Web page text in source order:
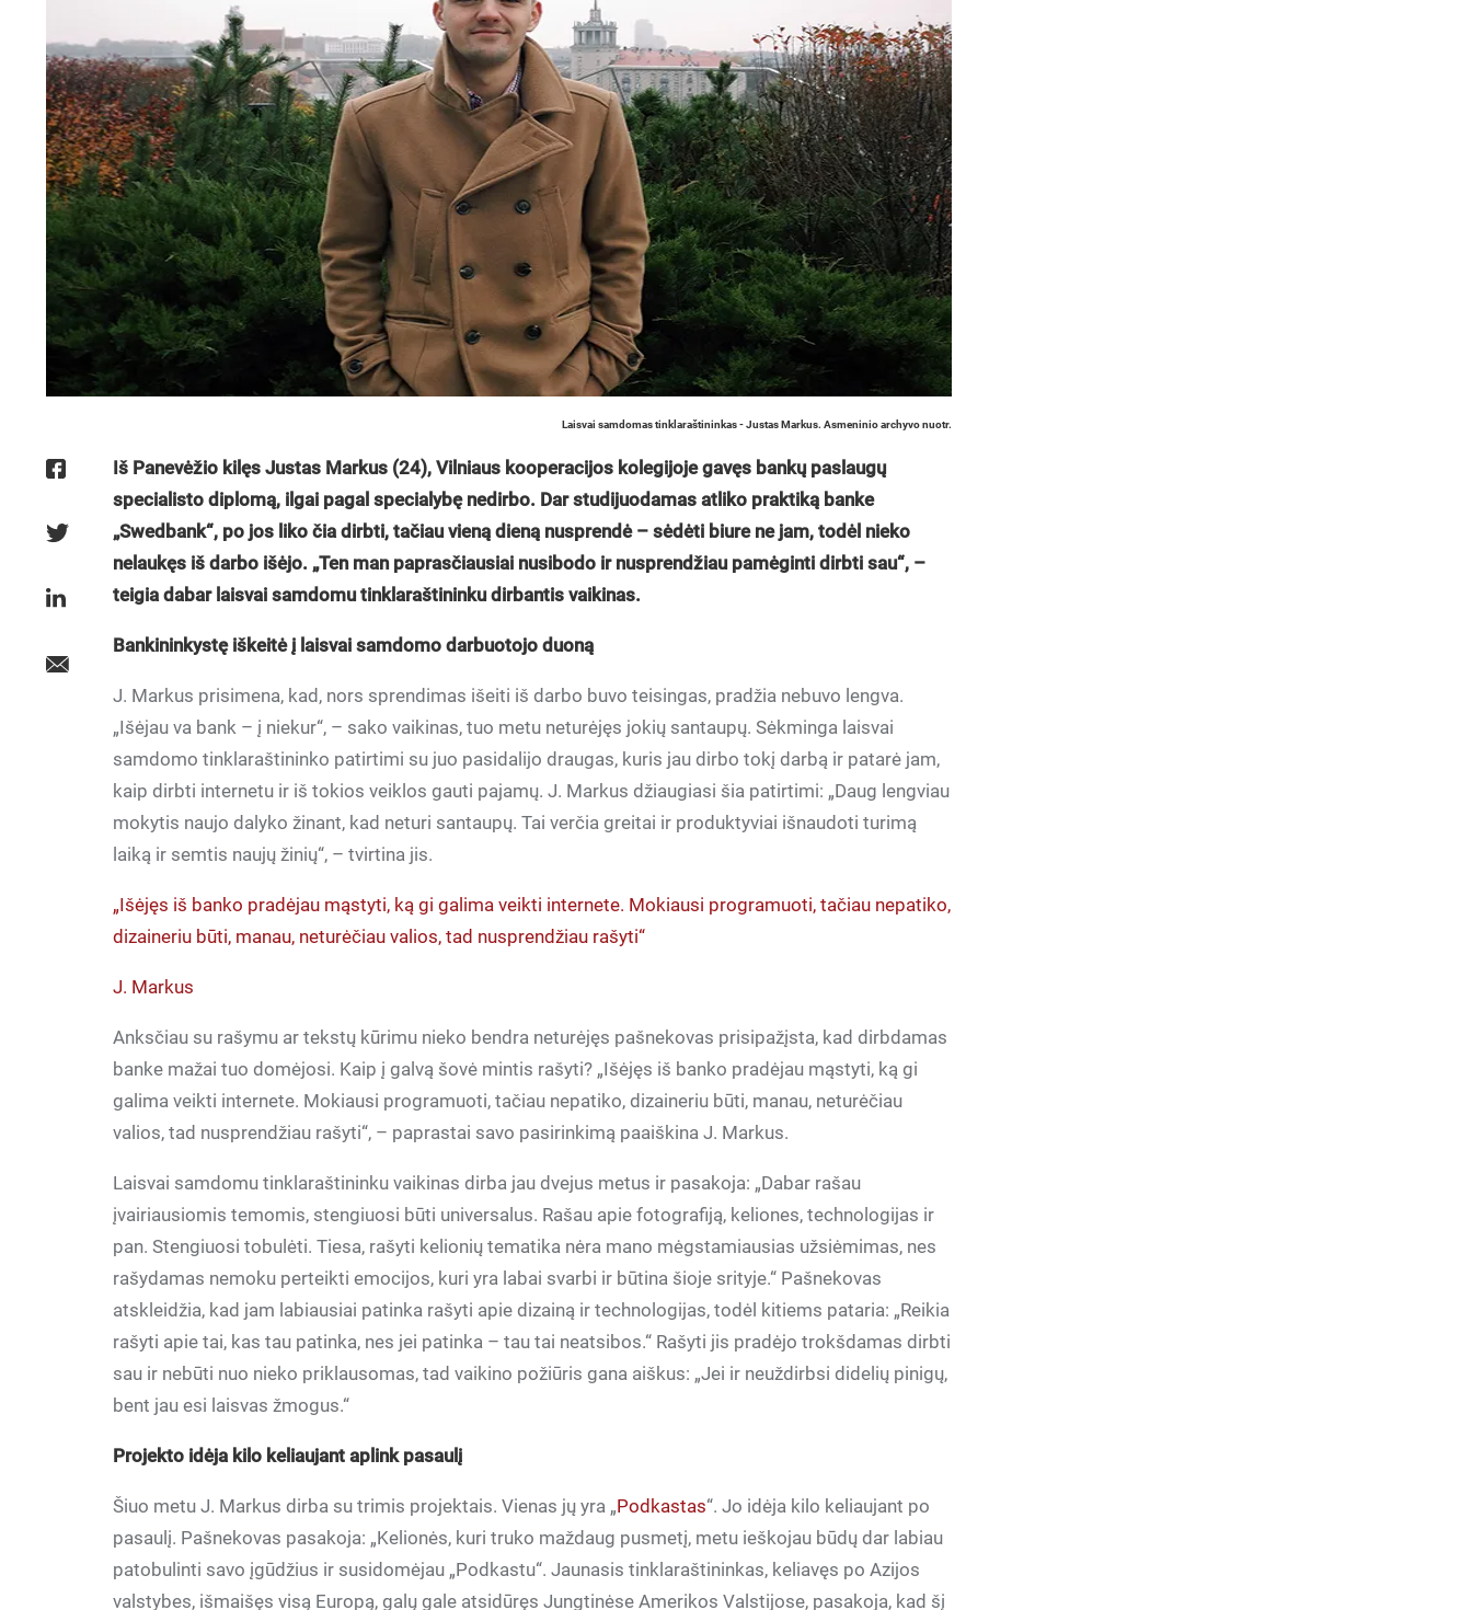
Laisvai samdomas tinklaraštininkas - Justas Markus. Asmeninio archyvo nuotr.
Iš Panevėžio kilęs Justas Markus (24), Vilniaus kooperacijos kolegijoje gavęs bankų paslaugų
specialisto diplomą, ilgai pagal specialybę nedirbo. Dar studijuodamas atliko praktiką banke
„Swedbank“, po jos liko čia dirbti, tačiau vieną dieną nusprendė – sėdėti biure ne jam, todėl nieko
nelaukęs iš darbo išėjo. „Ten man paprasčiausiai nusibodo ir nusprendžiau pamėginti dirbti sau“, –
teigia dabar laisvai samdomu tinklaraštininku dirbantis vaikinas.
Bankininkystę iškeitė į laisvai samdomo darbuotojo duoną
J. Markus prisimena, kad, nors sprendimas išeiti iš darbo buvo teisingas, pradžia nebuvo lengva.
„Išėjau va bank – į niekur“, – sako vaikinas, tuo metu neturėjęs jokių santaupų. Sėkminga laisvai
samdomo tinklaraštininko patirtimi su juo pasidalijo draugas, kuris jau dirbo tokį darbą ir patarė jam,
kaip dirbti internetu ir iš tokios veiklos gauti pajamų. J. Markus džiaugiasi šia patirtimi: „Daug lengviau
mokytis naujo dalyko žinant, kad neturi santaupų. Tai verčia greitai ir produktyviai išnaudoti turimą
laiką ir semtis naujų žinių“, – tvirtina jis.
„Išėjęs iš banko pradėjau mąstyti, ką gi galima veikti internete. Mokiausi programuoti, tačiau nepatiko,
dizaineriu būti, manau, neturėčiau valios, tad nusprendžiau rašyti“
J. Markus
Anksčiau su rašymu ar tekstų kūrimu nieko bendra neturėjęs pašnekovas prisipažįsta, kad dirbdamas
banke mažai tuo domėjosi. Kaip į galvą šovė mintis rašyti? „Išėjęs iš banko pradėjau mąstyti, ką gi
galima veikti internete. Mokiausi programuoti, tačiau nepatiko, dizaineriu būti, manau, neturėčiau
valios, tad nusprendžiau rašyti“, – paprastai savo pasirinkimą paaiškina J. Markus.
Laisvai samdomu tinklaraštininku vaikinas dirba jau dvejus metus ir pasakoja: „Dabar rašau
įvairiausiomis temomis, stengiuosi būti universalus. Rašau apie fotografiją, keliones, technologijas ir
pan. Stengiuosi tobulėti. Tiesa, rašyti kelionių tematika nėra mano mėgstamiausias užsiėmimas, nes
rašydamas nemoku perteikti emocijos, kuri yra labai svarbi ir būtina šioje srityje.“ Pašnekovas
atskleidžia, kad jam labiausiai patinka rašyti apie dizainą ir technologijas, todėl kitiems pataria: „Reikia
rašyti apie tai, kas tau patinka, nes jei patinka – tau tai neatsibos.“ Rašyti jis pradėjo trokšdamas dirbti
sau ir nebūti nuo nieko priklausomas, tad vaikino požiūris gana aiškus: „Jei ir neuždirbsi didelių pinigų,
bent jau esi laisvas žmogus.“
Projekto idėja kilo keliaujant aplink pasaulį
Šiuo metu J. Markus dirba su trimis projektais. Vienas jų yra „Podkastas“. Jo idėja kilo keliaujant po
pasaulį. Pašnekovas pasakoja: „Kelionės, kuri truko maždaug pusmetį, metu ieškojau būdų dar labiau
patobulinti savo įgūdžius ir susidomėjau „Podkastu“. Jaunasis tinklaraštininkas, keliavęs po Azijos
valstybes, išmaišęs visą Europą, galų gale atsidūręs Jungtinėse Amerikos Valstijose, pasakoja, kad šį